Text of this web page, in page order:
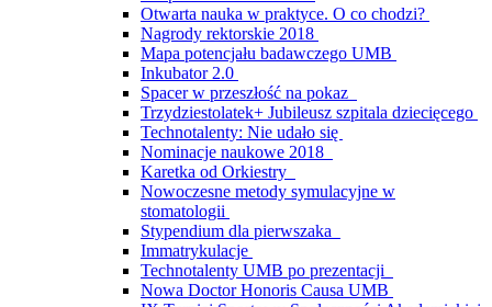
Otwarta nauka w praktyce. O co chodzi?
Nagrody rektorskie 2018
Mapa potencjału badawczego UMB
Inkubator 2.0
Spacer w przeszłość na pokaz
Trzydziestolatek+ Jubileusz szpitala dziecięcego
Technotalenty: Nie udało się
Nominacje naukowe 2018
Karetka od Orkiestry
Nowoczesne metody symulacyjne w
stomatologii
Stypendium dla pierwszaka
Immatrykulacje
Technotalenty UMB po prezentacji
Nowa Doctor Honoris Causa UMB